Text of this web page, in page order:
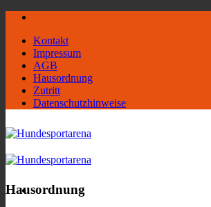
Zum
springenKontakt
Impressum
AGB
Hausordnung
Zutritt
Datenschutzhinweise
Hausordnung